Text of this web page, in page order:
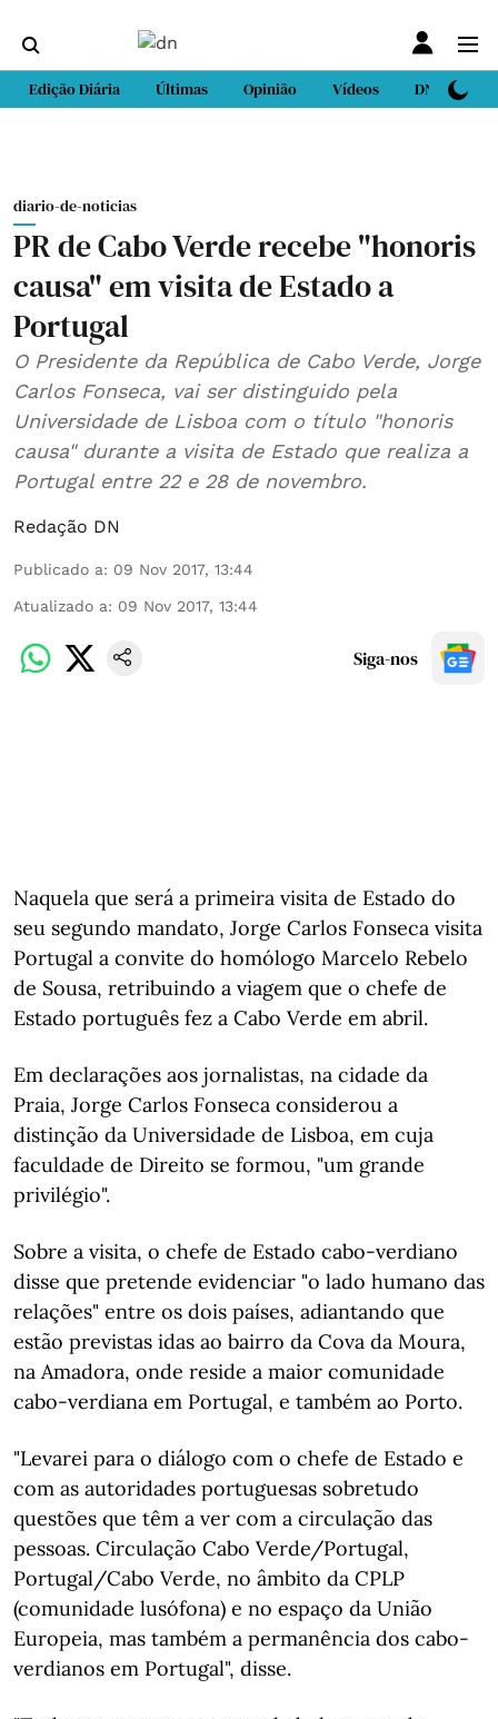
Edição Diária Últimas Opinião Vídeos DN Sport
diario-de-noticias
PR de Cabo Verde recebe "honoris
causa" em visita de Estado a
Portugal
O Presidente da República de Cabo Verde, Jorge
Carlos Fonseca, vai ser distinguido pela
Universidade de Lisboa com o título "honoris
causa" durante a visita de Estado que realiza a
Portugal entre 22 e 28 de novembro.
Redação DN
Publicado a: 09 Nov 2017, 13:44
Atualizado a: 09 Nov 2017, 13:44
Siga-nos
Naquela que será a primeira visita de Estado do
seu segundo mandato, Jorge Carlos Fonseca visita
Portugal a convite do homólogo Marcelo Rebelo
de Sousa, retribuindo a viagem que o chefe de
Estado português fez a Cabo Verde em abril.
Em declarações aos jornalistas, na cidade da
Praia, Jorge Carlos Fonseca considerou a
distinção da Universidade de Lisboa, em cuja
faculdade de Direito se formou, "um grande
privilégio".
Sobre a visita, o chefe de Estado cabo-verdiano
disse que pretende evidenciar "o lado humano das
relações" entre os dois países, adiantando que
estão previstas idas ao bairro da Cova da Moura,
na Amadora, onde reside a maior comunidade
cabo-verdiana em Portugal, e também ao Porto.
"Levarei para o diálogo com o chefe de Estado e
com as autoridades portuguesas sobretudo
questões que têm a ver com a circulação das
pessoas. Circulação Cabo Verde/Portugal,
Portugal/Cabo Verde, no âmbito da CPLP
(comunidade lusófona) e no espaço da União
Europeia, mas também a permanência dos cabo-
verdianos em Portugal", disse.